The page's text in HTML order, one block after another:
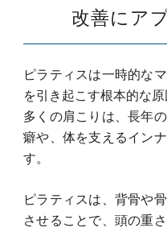
改善にア
ピラティスは一時的な
を引き起こす根本的な原
多くの肩こりは、長年
癖や、体を支えるイン
す。
ピラティスは、背骨や
させることで、頭の重